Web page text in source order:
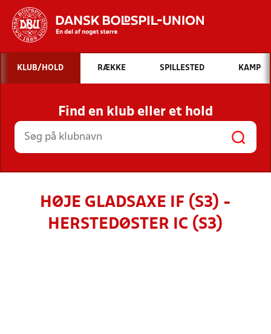
Hvad vil du søge efter?
INDHOLD OG NYHEDER
STILLINGER, RESULTATER, KLUBBER OG
HOLD
KLUB/HOLD RÆKKE SPILLESTED KAMP
Find en klub eller et hold
HØJE GLADSAXE IF (S3) -
HERSTEDØSTER IC (S3)